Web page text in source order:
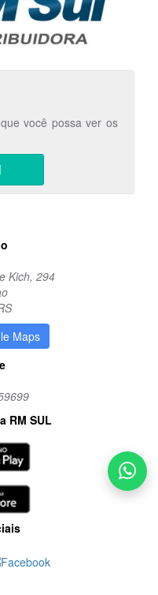
você possa ver os
Kich, 294
Maps
RM SUL